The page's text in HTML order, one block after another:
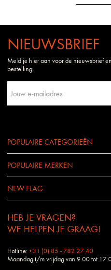
kappers op meerdere kanalen - van
webinars en seminars in de salon.
Daarom begrijpen wij uw wensen en
NIEUWSBRIEF
Meld je hier aan voor de nieuwsbrief
bestelling.
POPULAIRE CATEGORIEËN
POPULAIRE MERKEN
NEW FLAG
HEB JE VRAGEN?
WE HELPEN JE GRAAG!
Hotline:+31 (0) 85 - 782 27 40
Maandag t/m vrijdag van 9.00 tot